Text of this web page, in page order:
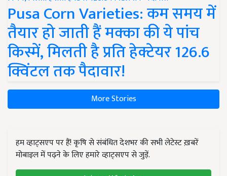
Pusa Corn Varieties: कम समय में
तैयार हो जाती हैं मक्का की ये पांच
किस्में, मिलती है प्रति हेक्टेयर 126.6
क्विंटल तक पैदावार!
More Stories
हम व्हाट्सएप पर हैं! कृषि से संबंधित देशभर की सभी लेटेस्ट ख़बरें
मोबाइल में पढ़ने के लिए हमारे व्हाट्सएप से जुड़ें.